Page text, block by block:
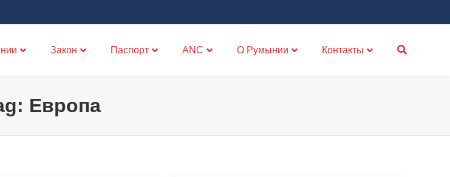
Закон Паспорт ANC О Румынии Контакты
Европа